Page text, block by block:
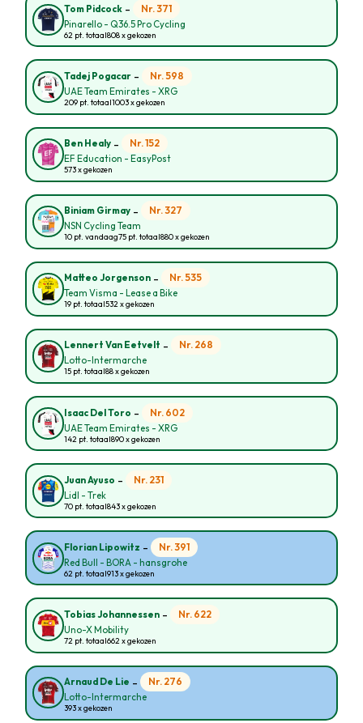
Tom Pidcock - Nr. 371
Pinarello - Q36.5 Pro Cycling
62 pt. totaal808 x gekozen
Tadej Pogacar - Nr. 598
UAE Team Emirates - XRG
209 pt. totaal1003 x gekozen
Ben Healy - Nr. 152
EF Education - EasyPost
573 x gekozen
Biniam Girmay - Nr. 327
NSN Cycling Team
10 pt. vandaag75 pt. totaal880 x gekozen
Matteo Jorgenson - Nr. 535
Team Visma - Lease a Bike
19 pt. totaal532 x gekozen
Lennert Van Eetvelt - Nr. 268
Lotto-Intermarche
15 pt. totaal88 x gekozen
Isaac Del Toro - Nr. 602
UAE Team Emirates - XRG
142 pt. totaal890 x gekozen
Juan Ayuso - Nr. 231
Lidl - Trek
70 pt. totaal843 x gekozen
Florian Lipowitz - Nr. 391
Red Bull - BORA - hansgrohe
62 pt. totaal913 x gekozen
Tobias Johannessen - Nr. 622
Uno-X Mobility
72 pt. totaal662 x gekozen
Arnaud De Lie - Nr. 276
Lotto-Intermarche
393 x gekozen